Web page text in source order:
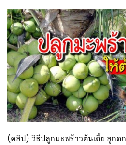
(คลิป) วิธีปลูกมะพร้าวต้นเตี้ย ลูกดก